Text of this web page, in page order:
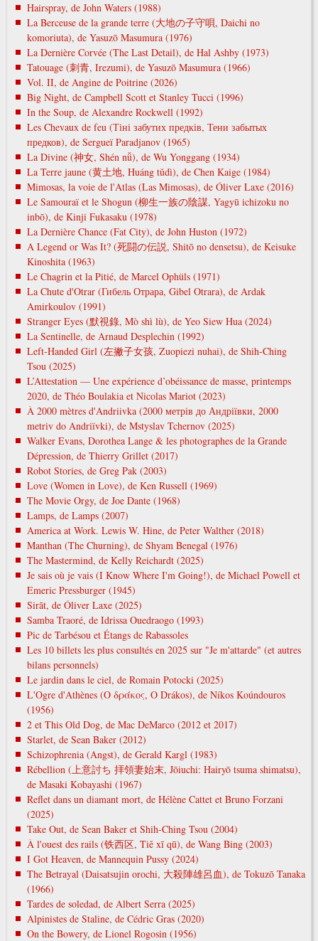
Hairspray, de John Waters (1988)
La Berceuse de la grande terre (大地の子守唄, Daichi no
komoriuta), de Yasuzō Masumura (1976)
La Dernière Corvée (The Last Detail), de Hal Ashby (1973)
Tatouage (刺青, Irezumi), de Yasuzō Masumura (1966)
Vol. II, de Angine de Poitrine (2026)
Big Night, de Campbell Scott et Stanley Tucci (1996)
In the Soup, de Alexandre Rockwell (1992)
Les Chevaux de feu (Тіні забутих предків, Тени забытых
предков), de Sergueï Paradjanov (1965)
La Divine (神女, Shén nǚ), de Wu Yonggang (1934)
La Terre jaune (黄土地, Huáng tǔdì), de Chen Kaige (1984)
Mimosas, la voie de l'Atlas (Las Mimosas), de Óliver Laxe (2016)
Le Samouraï et le Shogun (柳生一族の陰謀, Yagyū ichizoku no
inbō), de Kinji Fukasaku (1978)
La Dernière Chance (Fat City), de John Huston (1972)
A Legend or Was It? (死闘の伝説, Shitō no densetsu), de Keisuke
Kinoshita (1963)
Le Chagrin et la Pitié, de Marcel Ophüls (1971)
La Chute d'Otrar (Гибель Отрара, Gibel Otrara), de Ardak
Amirkoulov (1991)
Stranger Eyes (默視錄, Mò shì lù), de Yeo Siew Hua (2024)
La Sentinelle, de Arnaud Desplechin (1992)
Left-Handed Girl (左撇子女孩, Zuopiezi nuhai), de Shih-Ching
Tsou (2025)
L’Attestation — Une expérience d’obéissance de masse, printemps
2020, de Théo Boulakia et Nicolas Mariot (2023)
À 2000 mètres d'Andriivka (2000 метрів до Андріївки, 2000
metrіv do Andrіїvki), de Mstyslav Tchernov (2025)
Walker Evans, Dorothea Lange & les photographes de la Grande
Dépression, de Thierry Grillet (2017)
Robot Stories, de Greg Pak (2003)
Love (Women in Love), de Ken Russell (1969)
The Movie Orgy, de Joe Dante (1968)
Lamps, de Lamps (2007)
America at Work. Lewis W. Hine, de Peter Walther (2018)
Manthan (The Churning), de Shyam Benegal (1976)
The Mastermind, de Kelly Reichardt (2025)
Je sais où je vais (I Know Where I'm Going!), de Michael Powell et
Emeric Pressburger (1945)
Sirāt, de Óliver Laxe (2025)
Samba Traoré, de Idrissa Ouedraogo (1993)
Pic de Tarbésou et Étangs de Rabassoles
Les 10 billets les plus consultés en 2025 sur "Je m'attarde" (et autres
bilans personnels)
Le jardin dans le ciel, de Romain Potocki (2025)
L'Ogre d'Athènes (Ο δράκος, O Drákos), de Níkos Koúndouros
(1956)
2 et This Old Dog, de Mac DeMarco (2012 et 2017)
Starlet, de Sean Baker (2012)
Schizophrenia (Angst), de Gerald Kargl (1983)
Rébellion (上意討ち 拝領妻始末, Jōiuchi: Hairyō tsuma shimatsu),
de Masaki Kobayashi (1967)
Reflet dans un diamant mort, de Hélène Cattet et Bruno Forzani
(2025)
Take Out, de Sean Baker et Shih-Ching Tsou (2004)
À l'ouest des rails (铁西区, Tiě xī qū), de Wang Bing (2003)
I Got Heaven, de Mannequin Pussy (2024)
The Betrayal (Daisatsujin orochi, 大殺陣雄呂血), de Tokuzō Tanaka
(1966)
Tardes de soledad, de Albert Serra (2025)
Alpinistes de Staline, de Cédric Gras (2020)
On the Bowery, de Lionel Rogosin (1956)